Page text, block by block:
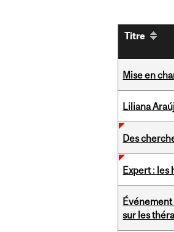
Titre
Mise en
Liliana
Des
Expert : les
Événement
sur les